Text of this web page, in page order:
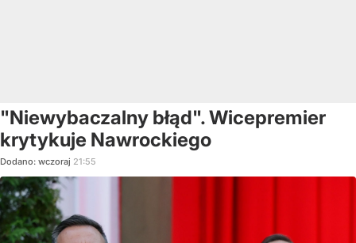
"Niewybaczalny błąd". Wicepremier
krytykuje Nawrockiego
Dodano: wczoraj 21:55